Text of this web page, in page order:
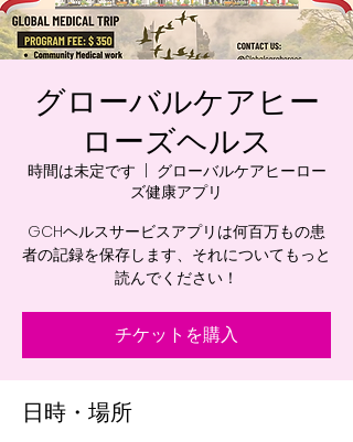
グローバルケアヒー
ローズヘルス
時間は未定です
グローバルケアヒーロー
ズ健康アプリ
GCHヘルスサービスアプリは何百万もの患
者の記録を保存します、それについてもっと
読んでください！
チケットを購入
日時・場所